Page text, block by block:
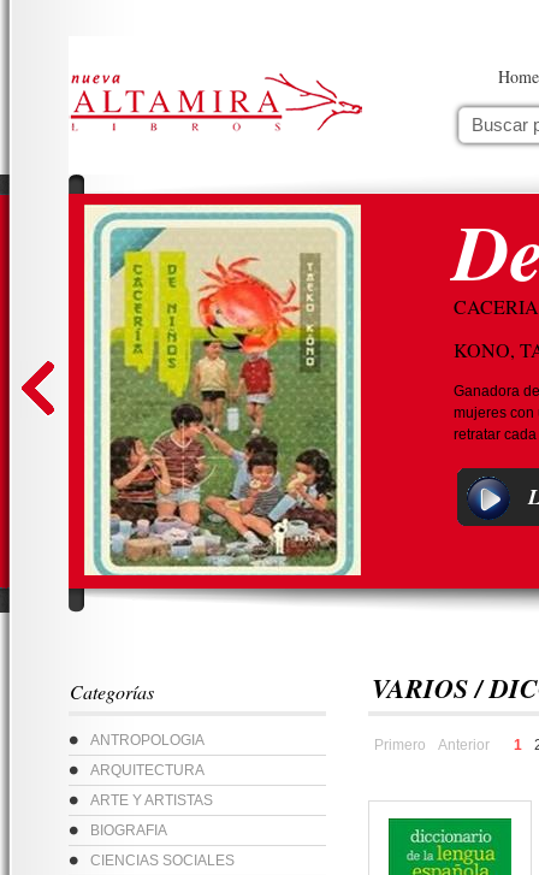
Home
KONO,
Ganadora
mujeres con
retratar
Categorías
ANTROPOLOGIA
ARQUITECTURA
ARTE Y ARTISTAS
BIOGRAFIA
CIENCIAS SOCIALES
VARIOS /
Primero Anterior 1